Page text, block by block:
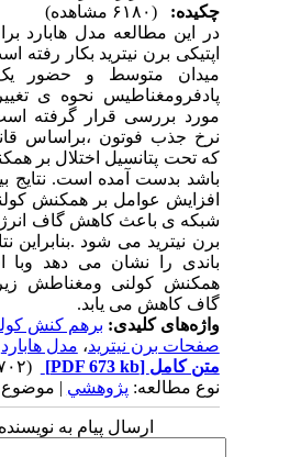
چکیده:
در این مطالعه مدل هابارد
اپتیکی برن نیترید بکار رفته
میدان متوسط و حضور یک
پادفرومغناطیس نحوه ی
مورد بررسی قرار گرفته
نرخ جذب فوتون ،براساس
که تحت پتانسیل اختلال بر
باشد بدست آمده است. نتایج
افزایش عوامل بر همکنش
شبکه ی باعث کاهش گاف
برن نیترید می شود .بنابراین
باندی را نشان می دهد وبا
همکنش کولنی ومغناطش زیر
گاف کاهش می یابد.
واژه‌های کلیدی:برهم کنش
صفحات برن نیترید ،مدل هابارد
متن کامل[PDF 673 kb]
نوع مطالعه:پژوهشي| موضوع
ارسال پیام به